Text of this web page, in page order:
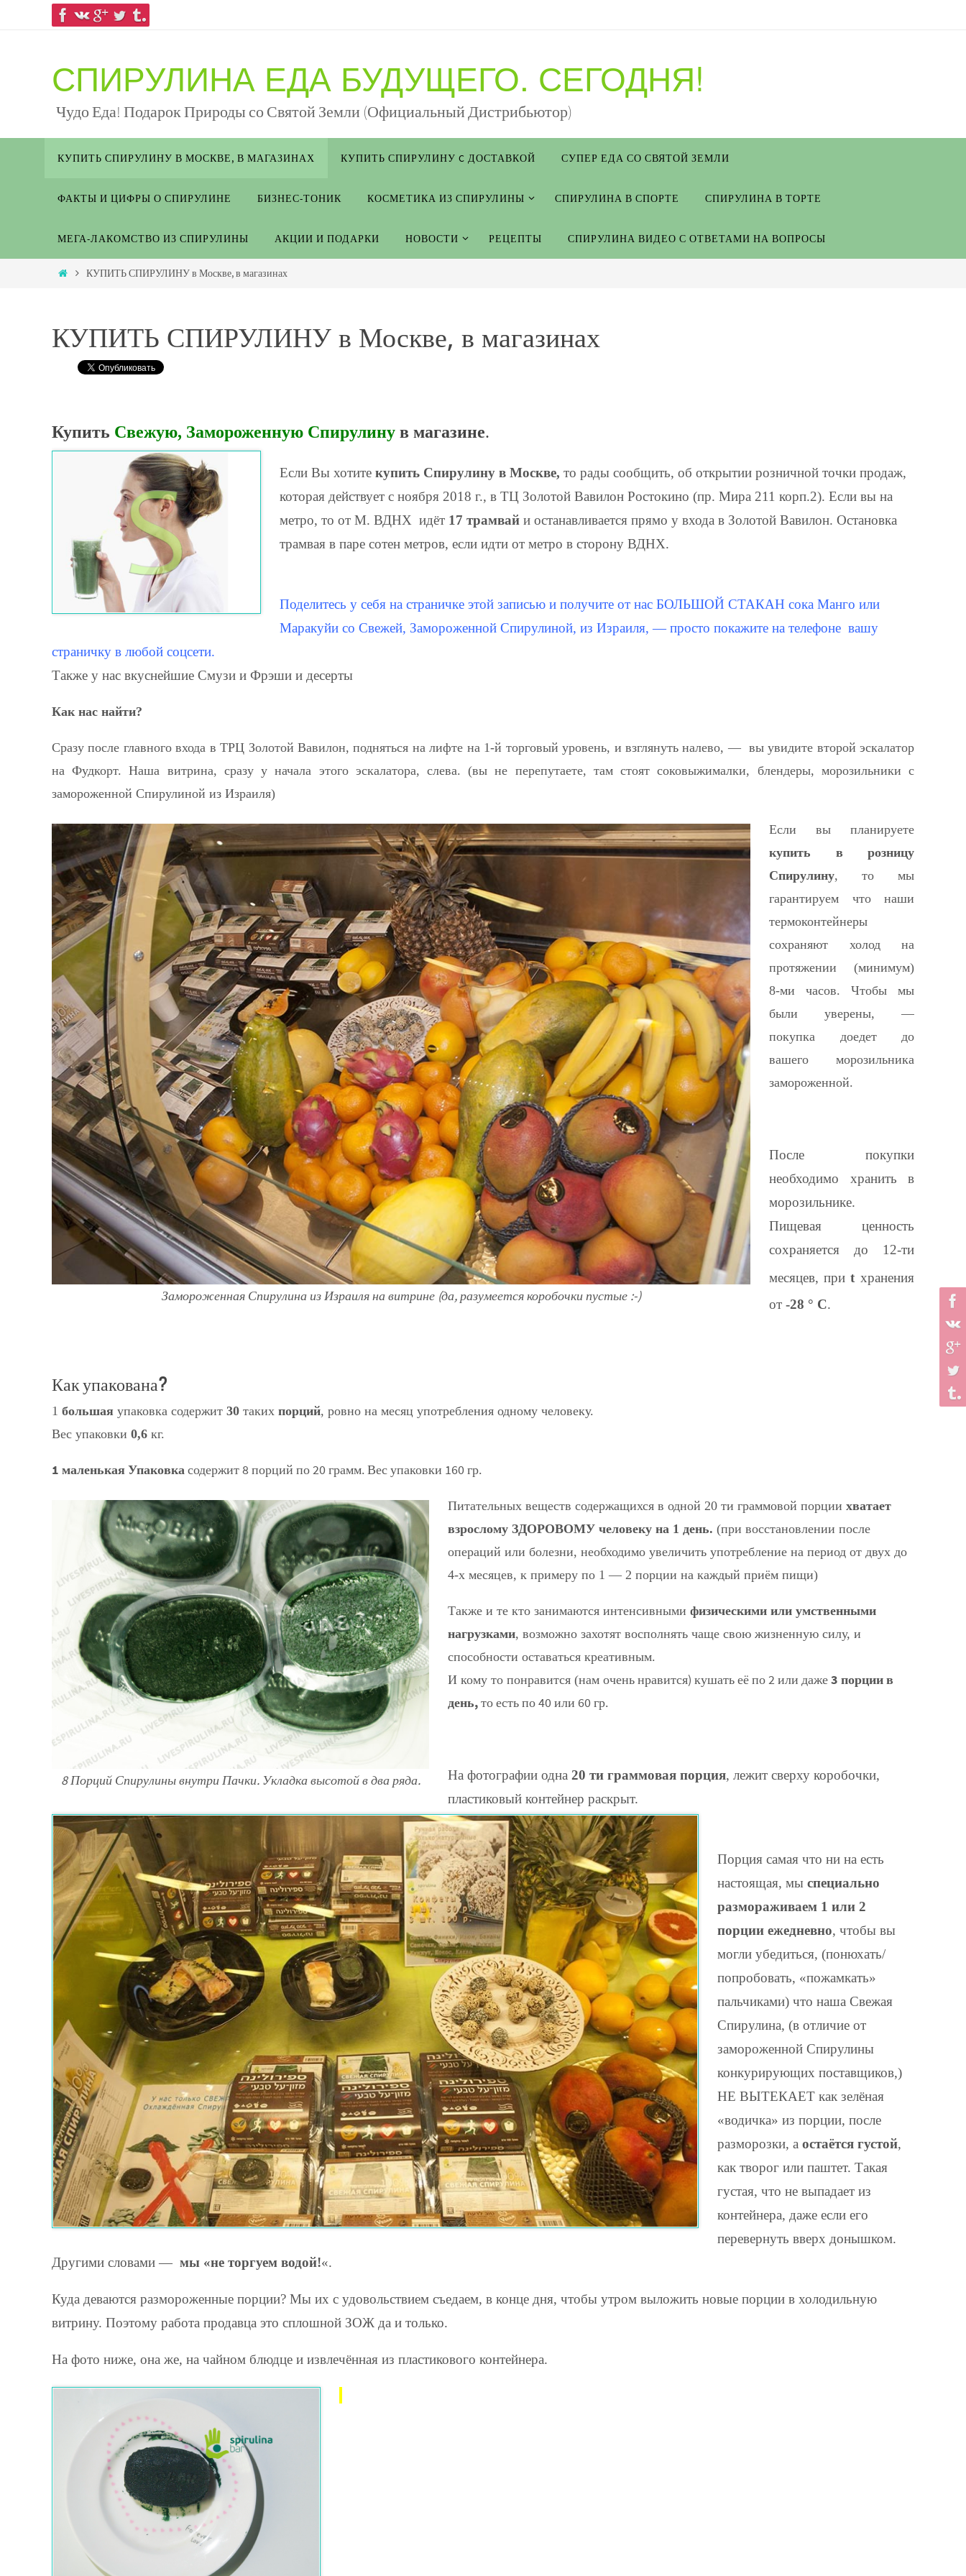
СПИРУЛИНА ЕДА БУДУЩЕГО. СЕГОДНЯ!
Чудо Еда! Подарок Природы со Святой Земли (Официальный Дистрибьютор)
КУПИТЬ СПИРУЛИНУ В МОСКВЕ, В МАГАЗИНАХ КУПИТЬ СПИРУЛИНУ C ДОСТАВКОЙ СУПЕР ЕДА СО СВЯТОЙ ЗЕМЛИ
ФАКТЫ И ЦИФРЫ О СПИРУЛИНЕ БИЗНЕС-ТОНИК КОСМЕТИКА ИЗ СПИРУЛИНЫ СПИРУЛИНА В СПОРТЕ СПИРУЛИНА В ТОРТЕ
МЕГА-ЛАКОМСТВО ИЗ СПИРУЛИНЫ АКЦИИ И ПОДАРКИ НОВОСТИ РЕЦЕПТЫ СПИРУЛИНА ВИДЕО С ОТВЕТАМИ НА ВОПРОСЫ
КУПИТЬ СПИРУЛИНУ в Москве, в магазинах
КУПИТЬ СПИРУЛИНУ в Москве, в магазинах
Купить Свежую, Замороженную Спирулину в магазине.
Если Вы хотите купить Спирулину в Москве, то рады сообщить, об открытии розничной точки продаж,
которая действует с ноября 2018 г., в ТЦ Золотой Вавилон Ростокино (пр. Мира 211 корп.2). Если вы на
метро, то от М. ВДНХ идёт 17 трамвай и останавливается прямо у входа в Золотой Вавилон. Остановка
трамвая в паре сотен метров, если идти от метро в сторону ВДНХ.
Поделитесь у себя на страничке этой записью и получите от нас БОЛЬШОЙ СТАКАН сока Манго или
Маракуйи со Свежей, Замороженной Спирулиной, из Израиля, — просто покажите на телефоне вашу
страничку в любой соцсети.
Также у нас вкуснейшие Смузи и Фрэши и десерты
Как нас найти?
Сразу после главного входа в ТРЦ Золотой Вавилон, подняться на лифте на 1-й торговый уровень, и взглянуть налево, — вы увидите второй эскалатор
на Фудкорт. Наша витрина, сразу у начала этого эскалатора, слева. (вы не перепутаете, там стоят соковыжималки, блендеры, морозильники с
замороженной Спирулиной из Израиля)
Замороженная Спирулина из Израиля на витрине (да, разумеется коробочки пустые :-)
Если вы планируете
купить в розницу
Спирулину, то мы
гарантируем что наши
термоконтейнеры
сохраняют холод на
протяжении (минимум)
8-ми часов. Чтобы мы
были уверены, —
покупка доедет до
вашего морозильника
замороженной.
После покупки
необходимо хранить в
морозильнике.
Пищевая ценность
сохраняется до 12-ти
месяцев, при t хранения
от -28 ° С.
Как упакована?
1 большая упаковка содержит 30 таких порций, ровно на месяц употребления одному человеку.
Вес упаковки 0,6 кг.
1 маленькая Упаковкасодержит 8 порций по 20 грамм. Вес упаковки 160 гр.
8 Порций Спирулины внутри Пачки. Укладка высотой в два ряда.
Питательных веществ содержащихся в одной 20 ти граммовой порции хватает
взрослому ЗДОРОВОМУ человеку на 1 день. (при восстановлении после
операций или болезни, необходимо увеличить употребление на период от двух до
4-х месяцев, к примеру по 1 — 2 порции на каждый приём пищи)
Также и те кто занимаются интенсивными физическими или умственными
нагрузками, возможно захотят восполнять чаще свою жизненную силу, и
способности оставаться креативным.
И кому то понравится (нам очень нравится) кушать её по 2 или даже3 порции в
день,то есть по 40 или 60 гр.
На фотографии одна 20 ти граммовая порция, лежит сверху коробочки,
пластиковый контейнер раскрыт.
Порция самая что ни на есть
настоящая, мы специально
размораживаем 1 или 2
порции ежедневно, чтобы вы
могли убедиться, (понюхать/
попробовать, «пожамкать»
пальчиками) что наша Свежая
Спирулина, (в отличие от
замороженной Спирулины
конкурирующих поставщиков,)
НЕ ВЫТЕКАЕТ как зелёная
«водичка» из порции, после
разморозки, а остаётся густой,
как творог или паштет. Такая
густая, что не выпадает из
контейнера, даже если его
перевернуть вверх донышком.
Другими словами — мы «не торгуем водой!«.
Куда деваются размороженные порции? Мы их с удовольствием съедаем, в конце дня, чтобы утром выложить новые порции в холодильную
витрину. Поэтому работа продавца это сплошной ЗОЖ да и только.
На фото ниже, она же, на чайном блюдце и извлечённая из пластикового контейнера.